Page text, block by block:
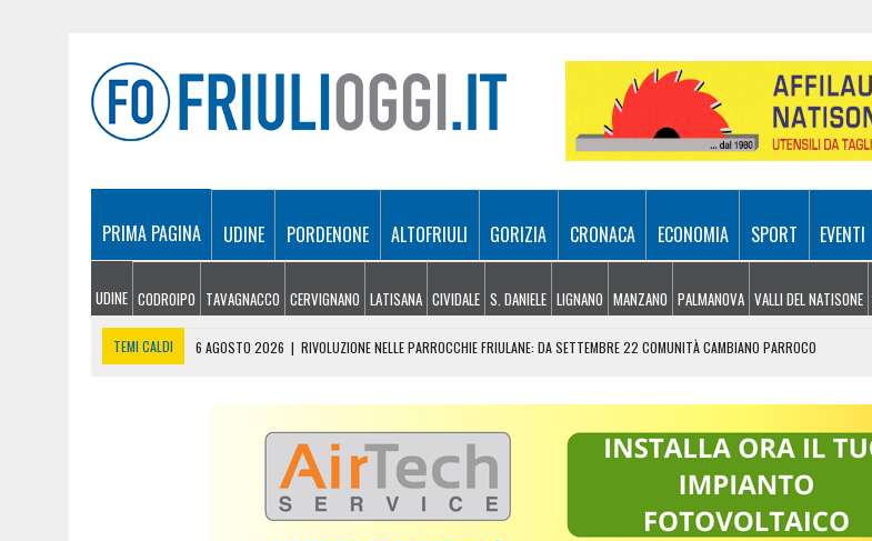
PRIMA PAGINA UDINE PORDENONE ALTOFRIULI GORIZIA CRONACA ECONOMIA SPORT EVENTI
UDINE CODROIPO TAVAGNACCO CERVIGNANO LATISANA CIVIDALE S. DANIELE LIGNANO MANZANO PALMANOVA VALLI DEL NATISONE
TEMI CALDI 6 AGOSTO 2026 | RIVOLUZIONE NELLE PARROCCHIE FRIULANE: DA SETTEMBRE 22 COMUNITÀ CAMBIANO PARROCO
DUE NUOVI INCENDI IN POCHE ORE SUL CARSO, FIAMME DOMATE TRA TREBICIANO E PADRICIANO
AGRICOLTURA E PESCA, IL CARO COSTI PESA SULLE IMPRESE: IN FVG ARRIVANO 20 MILIONI DI AIUTI